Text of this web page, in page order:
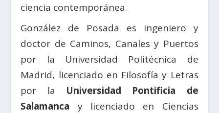
ciencia contemporánea.
González de Posada es ingeniero y
doctor de Caminos, Canales y Puertos
por la Universidad Politécnica de
Madrid, licenciado en Filosofía y Letras
por la Universidad Pontificia de
Salamanca y licenciado en Ciencias